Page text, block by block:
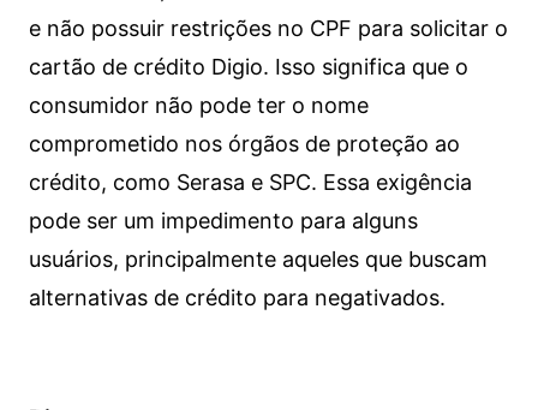
e não possuir restrições no CPF para solicitar o
cartão de crédito Digio. Isso significa que o
consumidor não pode ter o nome
comprometido nos órgãos de proteção ao
crédito, como Serasa e SPC. Essa exigência
pode ser um impedimento para alguns
usuários, principalmente aqueles que buscam
alternativas de crédito para negativados.